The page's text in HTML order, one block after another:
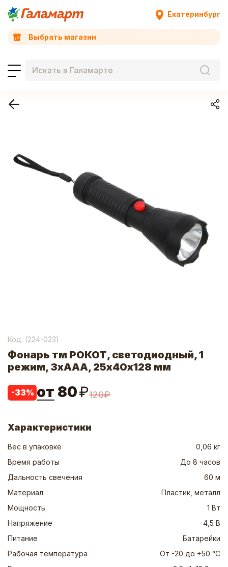
Екатеринбург
Выбрать магазин
Код: (224-023)
Фонарь тм РОКОТ, светодиодный, 1
режим, 3хААА, 25х40х128 мм
-33% от 80₽120₽
Характеристики
Вес в упаковке
0,06 кг
Время работы
До 8 часов
Дальность свечения
60 м
Материал
Пластик, металл
Мощность
1 Вт
Напряжение
4,5 В
Питание
Батарейки
Рабочая температура
От -20 до +50 °C